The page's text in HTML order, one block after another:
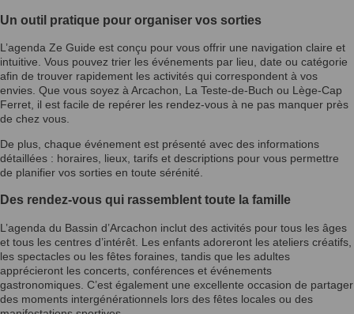
Un outil pratique pour organiser vos sorties
L’agenda Ze Guide est conçu pour vous offrir une navigation claire et
intuitive. Vous pouvez trier les événements par lieu, date ou catégorie
afin de trouver rapidement les activités qui correspondent à vos
envies. Que vous soyez à Arcachon, La Teste-de-Buch ou Lège-Cap
Ferret, il est facile de repérer les rendez-vous à ne pas manquer près
de chez vous.
De plus, chaque événement est présenté avec des informations
détaillées : horaires, lieux, tarifs et descriptions pour vous permettre
de planifier vos sorties en toute sérénité.
Des rendez-vous qui rassemblent toute la famille
L’agenda du Bassin d’Arcachon inclut des activités pour tous les âges
et tous les centres d’intérêt. Les enfants adoreront les ateliers créatifs,
les spectacles ou les fêtes foraines, tandis que les adultes
apprécieront les concerts, conférences et événements
gastronomiques. C’est également une excellente occasion de partager
des moments intergénérationnels lors des fêtes locales ou des